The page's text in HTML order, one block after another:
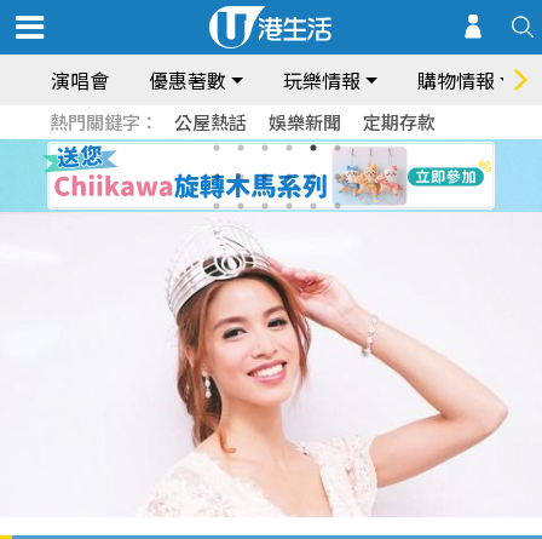
演唱會 優惠著數 玩樂情報 購物情報
熱門關鍵字： 公屋熱話 娛樂新聞 定期存款